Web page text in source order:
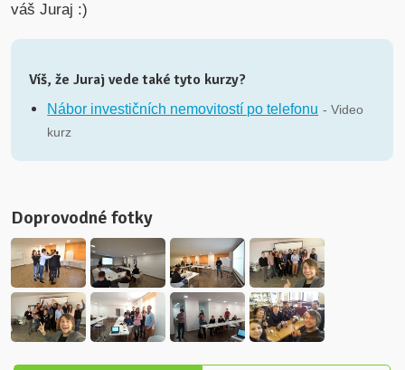
váš Juraj :)
Víš, že Juraj vede také tyto kurzy?
Nábor investičních nemovitostí po telefonu - Video
kurz
Doprovodné fotky